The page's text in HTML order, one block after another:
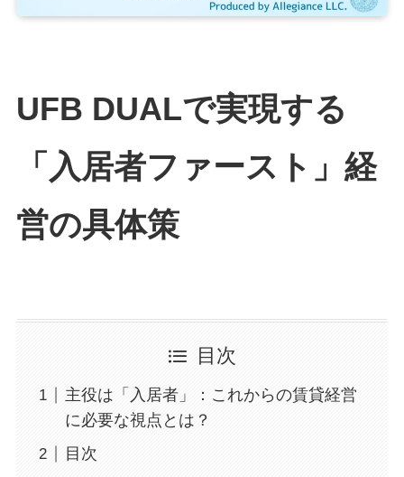
UFB DUALで実現する
「入居者ファースト」経
営の具体策
目次
主役は「入居者」：これからの賃貸経営
に必要な視点とは？
目次